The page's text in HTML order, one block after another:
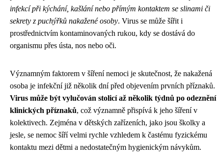
infekcí při kýchání, kašlání nebo přímým kontaktem se slinami či
sekrety z puchýřků nakažené osoby. Virus se může šířit i
prostřednictvím kontaminovaných rukou, kdy se dostává do
organismu přes ústa, nos nebo oči.
Významným faktorem v šíření nemoci je skutečnost, že nakažená
osoba je infekční již několik dní před objevením prvních příznaků.
Virus může být vylučován stolicí až několik týdnů po odeznění
klinických příznaků, což významně přispívá k jeho šíření v
kolektivech. Zejména v dětských zařízeních, jako jsou školky a
jesle, se nemoc šíří velmi rychle vzhledem k častému fyzickému
kontaktu mezi dětmi a nedostatečným hygienickým návykům.